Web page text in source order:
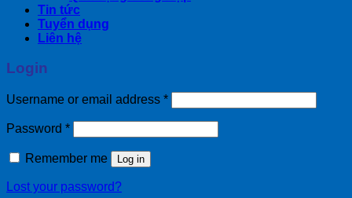
Tin tức
Tuyển dụng
Liên hệ
Login
Username or email address *
Password *
Remember me Log in
Lost your password?